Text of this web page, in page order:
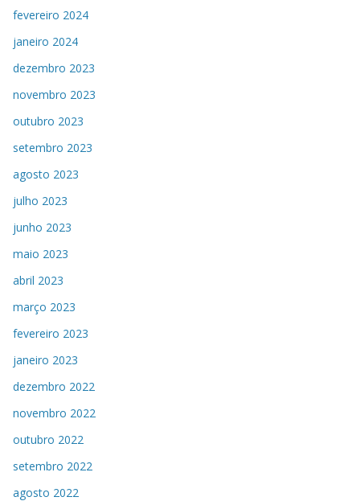
fevereiro 2024
janeiro 2024
dezembro 2023
novembro 2023
outubro 2023
setembro 2023
agosto 2023
julho 2023
junho 2023
maio 2023
abril 2023
março 2023
fevereiro 2023
janeiro 2023
dezembro 2022
novembro 2022
outubro 2022
setembro 2022
agosto 2022